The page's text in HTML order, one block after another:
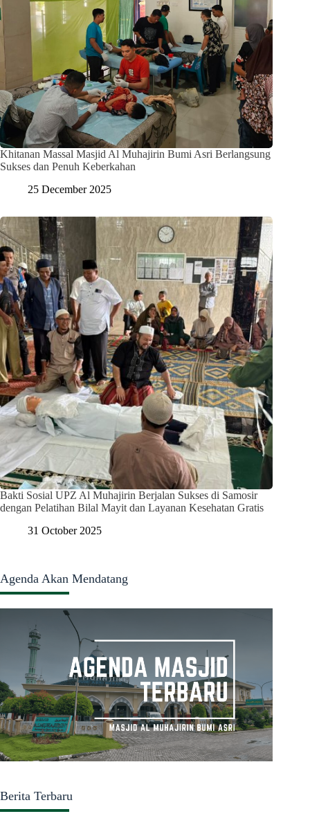
Khitanan Massal Masjid Al Muhajirin Bumi Asri Berlangsung
Sukses dan Penuh Keberkahan
25 December 2025
Bakti Sosial UPZ Al Muhajirin Berjalan Sukses di Samosir
dengan Pelatihan Bilal Mayit dan Layanan Kesehatan Gratis
31 October 2025
Agenda Akan Mendatang
Berita Terbaru